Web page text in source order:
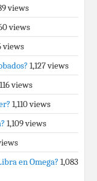
views
views
views
1,127 views
views
1,110 views
1,109 views
en Omega? 1,083